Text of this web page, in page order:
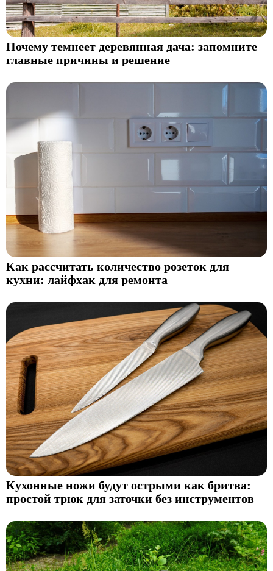
Почему темнеет деревянная дача: запомните
главные причины и решение
Как рассчитать количество розеток для
кухни: лайфхак для ремонта
Кухонные ножи будут острыми как бритва:
простой трюк для заточки без инструментов